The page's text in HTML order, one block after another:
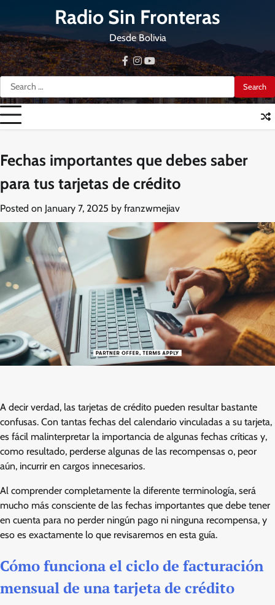
content
Radio Sin Fronteras
Desde Bolivia
Search
for:
facebook
instagram
youtube
Fechas importantes que debes saber
para tus tarjetas de crédito
Posted on January 7, 2025 by franzwmejiav
A decir verdad, las tarjetas de crédito pueden resultar bastante
confusas. Con tantas fechas del calendario vinculadas a su tarjeta,
es fácil malinterpretar la importancia de algunas fechas críticas y,
como resultado, perderse algunas de las recompensas o, peor
aún, incurrir en cargos innecesarios.
Al comprender completamente la diferente terminología, será
mucho más consciente de las fechas importantes que debe tener
en cuenta para no perder ningún pago ni ninguna recompensa, y
eso es exactamente lo que revisaremos en esta guía.
Cómo funciona el ciclo de facturación
mensual de una tarjeta de crédito